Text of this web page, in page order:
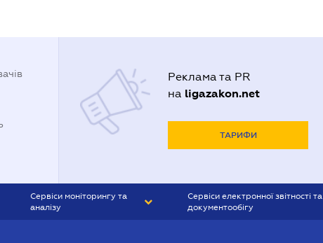
Реклама та PR
на ligazakon.net
ТАРИФИ
Сервіси моніторингу та
аналізу
Сервіси електронної звітності та
документообігу